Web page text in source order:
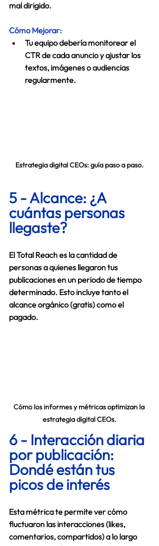
mal dirigido.
Cómo Mejorar:
Tu equipo debería monitorear el
CTR de cada anuncio y ajustar los
textos, imágenes o audiencias
regularmente.
Estrategia digital CEOs: guía paso a paso.
5 - Alcance: ¿A
cuántas personas
El Total Reach es la cantidad de
personas a quienes llegaron tus
publicaciones en un periodo de tiempo
determinado. Esto incluye tanto el
alcance orgánico (gratis) como el
pagado.
Cómo los informes y métricas optimizan la
estrategia digital CEOs.
6 - Interacción diaria
por publicación:
Dondé están tus
picos de interés
Esta métrica te permite ver cómo
fluctuaron las interacciones (likes,
comentarios, compartidos) a lo largo